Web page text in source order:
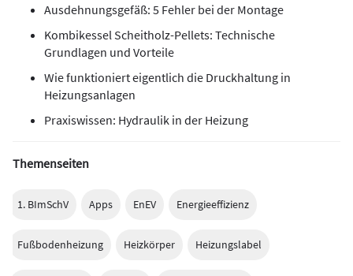
Ausdehnungsgefäß: 5 Fehler bei der Montage
Kombikessel Scheitholz-Pellets: Technische
Grundlagen und Vorteile
Wie funktioniert eigentlich die Druckhaltung in
Heizungsanlagen
Praxiswissen: Hydraulik in der Heizung
Themenseiten
1. BImSchV Apps EnEV Energieeffizienz
Fußbodenheizung Heizkörper Heizungslabel